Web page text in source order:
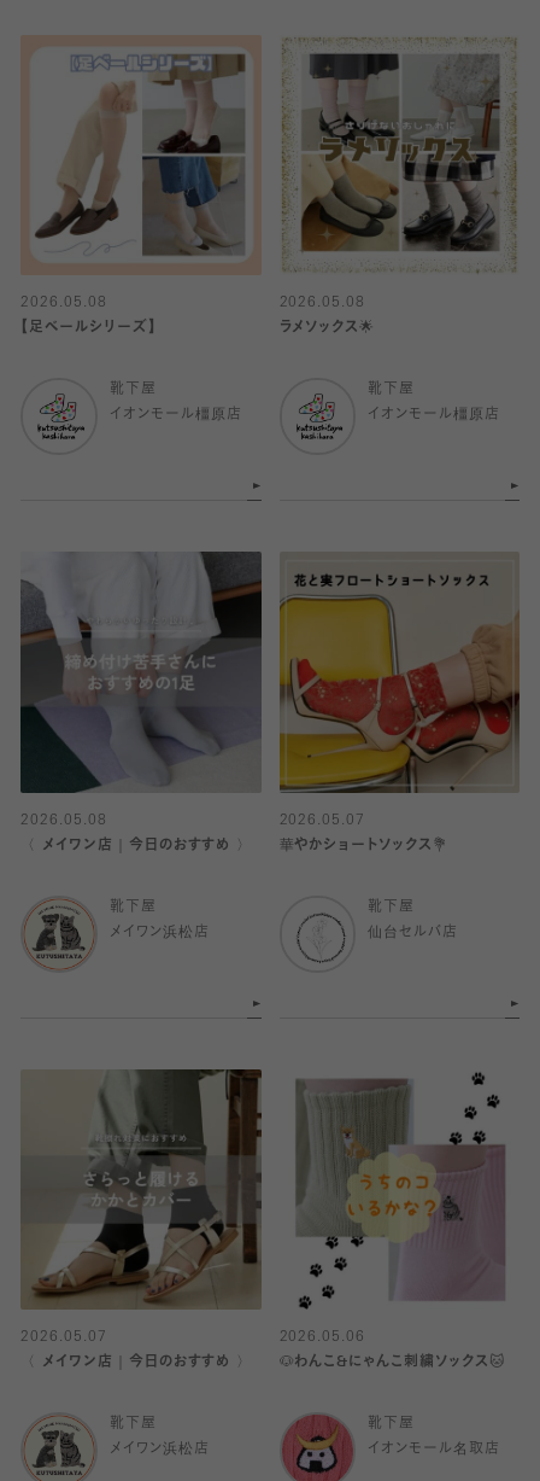
2026.05.08
【足ベールシリーズ】
靴下屋
イオンモール橿原店
2026.05.08
ラメソックス🌟
靴下屋
イオンモール橿原店
2026.05.08
〈 メイワン店｜今日のおすすめ 〉
靴下屋
メイワン浜松店
2026.05.07
華やかショートソックス💐
靴下屋
仙台セルバ店
2026.05.07
〈 メイワン店｜今日のおすすめ 〉
靴下屋
メイワン浜松店
2026.05.06
🐶わんこ&にゃんこ刺繍ソックス🐱
靴下屋
イオンモール名取店